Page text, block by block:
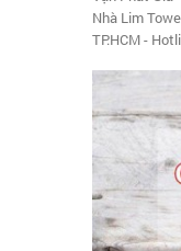
Nhà Lim
TP.HCM -
https://